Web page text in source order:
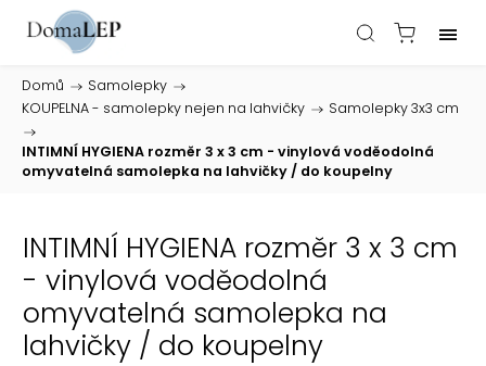
Domů / Samolepky /
KOUPELNA - samolepky nejen na lahvičky /
Samolepky 3x3 cm
/
INTIMNÍ HYGIENA rozměr 3 x 3 cm - vinylová voděodolná
omyvatelná samolepka na lahvičky / do koupelny
INTIMNÍ HYGIENA rozměr 3 x 3 cm
- vinylová voděodolná
omyvatelná samolepka na
lahvičky / do koupelny